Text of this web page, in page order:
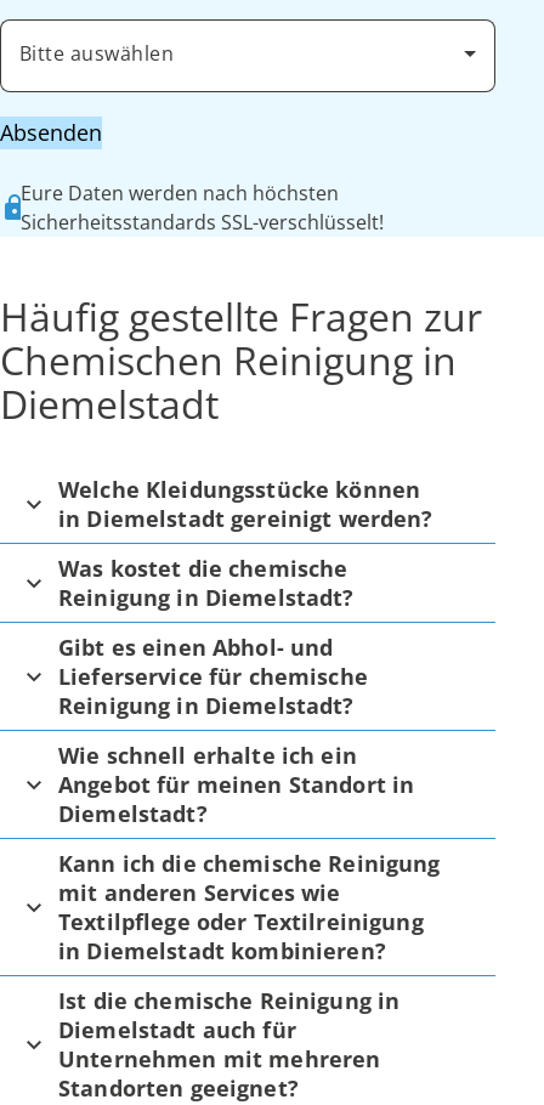
Bitte auswählen
Absenden
Eure Daten werden nach höchsten
Sicherheitsstandards SSL-verschlüsselt!
Häufig gestellte Fragen zur
Chemischen Reinigung in
Diemelstadt
Welche Kleidungsstücke können
in Diemelstadt gereinigt werden?
Was kostet die chemische
Reinigung in Diemelstadt?
Gibt es einen Abhol- und
Lieferservice für chemische
Reinigung in Diemelstadt?
Wie schnell erhalte ich ein
Angebot für meinen Standort in
Diemelstadt?
Kann ich die chemische Reinigung
mit anderen Services wie
Textilpflege oder Textilreinigung
in Diemelstadt kombinieren?
Ist die chemische Reinigung in
Diemelstadt auch für
Unternehmen mit mehreren
Standorten geeignet?